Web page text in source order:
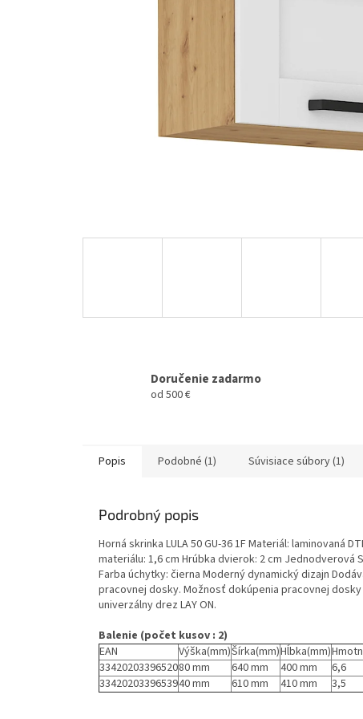
Doručenie zadarmo
od 500 €
Popis Podobné (1) Súvisiace súbory (1)
Podrobný popis
Horná skrinka LULA 50 GU-36 1F Materiál: laminovaná
materiálu: 1,6 cm Hrúbka dvierok: 2 cm
Farba úchytky: čierna Moderný dynamický dizajn
pracovnej dosky. Možnosť dokúpenia pracovnej
univerzálny drez LAY ON.
Balenie (počet kusov : 2)
EAN
Výška(mm)Šírka(mm)Hĺbka(mm)
3342020339652080 mm 640 mm 400 mm
6,6
3342020339653940 mm 610 mm 410 mm 3,5